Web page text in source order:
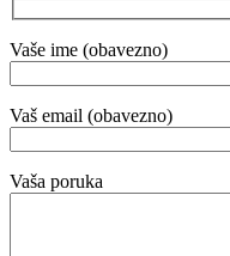
Vaše ime (obavezno)
Vaš email (obavezno)
Vaša poruka